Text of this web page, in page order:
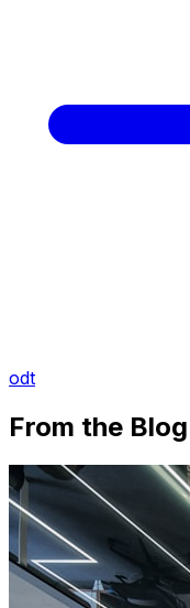
odt
From the Blog